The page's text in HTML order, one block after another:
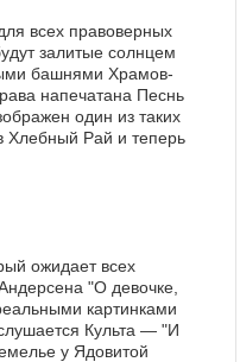
всех правоверных
залитые солнцем
башнями Храмов-
напечатана Песнь
один из таких
Хлебный Рай и теперь
ожидает всех
"О девочке,
картинками
Культа — "И
у Ядовитой